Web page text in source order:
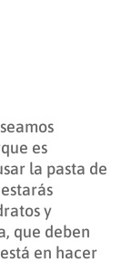
es
la pasta de
y
que deben
en hacer